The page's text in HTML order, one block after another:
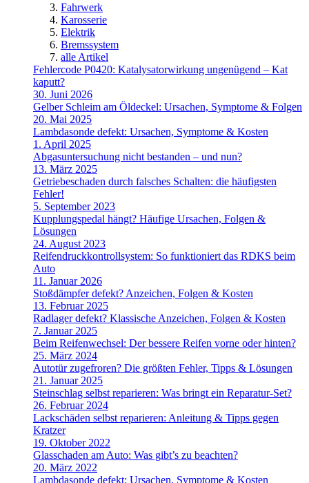
Fahrwerk
Karosserie
Elektrik
Bremssystem
alle Artikel
Fehlercode P0420: Katalysatorwirkung ungenügend – Kat
kaputt?
30. Juni 2026
Gelber Schleim am Öldeckel: Ursachen, Symptome & Folgen
20. Mai 2025
Lambdasonde defekt: Ursachen, Symptome & Kosten
1. April 2025
Abgasuntersuchung nicht bestanden – und nun?
13. März 2025
Getriebeschaden durch falsches Schalten: die häufigsten
Fehler!
5. September 2023
Kupplungspedal hängt? Häufige Ursachen, Folgen &
Lösungen
24. August 2023
Reifendruckkontrollsystem: So funktioniert das RDKS beim
Auto
11. Januar 2026
Stoßdämpfer defekt? Anzeichen, Folgen & Kosten
13. Februar 2025
Radlager defekt? Klassische Anzeichen, Folgen & Kosten
7. Januar 2025
Beim Reifenwechsel: Der bessere Reifen vorne oder hinten?
25. März 2024
Autotür zugefroren? Die größten Fehler, Tipps & Lösungen
21. Januar 2025
Steinschlag selbst reparieren: Was bringt ein Reparatur-Set?
26. Februar 2024
Lackschäden selbst reparieren: Anleitung & Tipps gegen
Kratzer
19. Oktober 2022
Glasschaden am Auto: Was gibt’s zu beachten?
20. März 2022
Lambdasonde defekt: Ursachen, Symptome & Kosten